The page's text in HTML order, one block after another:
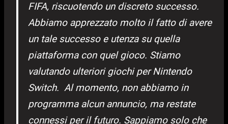
FIFA, riscuotendo un discreto successo.
Abbiamo apprezzato molto il fatto di avere
un tale successo e utenza su quella
piattaforma con quel gioco. Stiamo
valutando ulteriori giochi per Nintendo
Switch. Al momento, non abbiamo in
programma alcun annuncio, ma restate
connessi per il futuro. Sappiamo solo che